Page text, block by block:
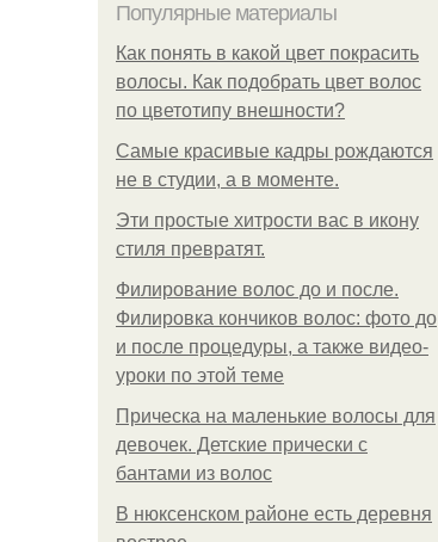
Популярные материалы
Как понять в какой цвет покрасить
волосы. Как подобрать цвет волос
по цветотипу внешности?
Самые красивые кадры рождаются
не в студии, а в моменте.
Эти простые хитрости вас в икону
стиля превратят.
Филирование волос до и после.
Филировка кончиков волос: фото до
и после процедуры, а также видео-
уроки по этой теме
Прическа на маленькие волосы для
девочек. Детские прически с
бантами из волос
В нюксенском районе есть деревня